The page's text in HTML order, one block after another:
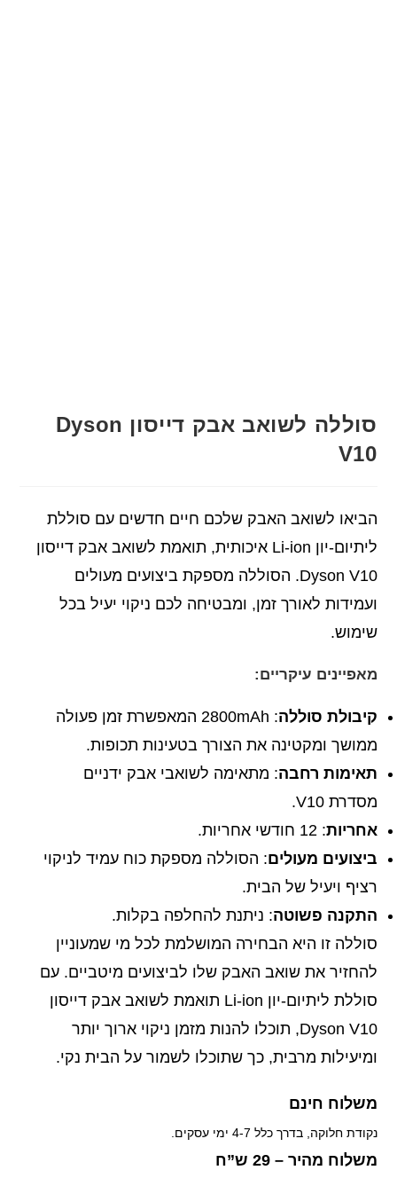
סוללה לשואב אבק דייסון Dyson
V10
הביאו לשואב האבק שלכם חיים חדשים עם סוללת
ליתיום-יון Li-ion איכותית, תואמת לשואב אבק דייסון
Dyson V10. הסוללה מספקת ביצועים מעולים
ועמידות לאורך זמן, ומבטיחה לכם ניקוי יעיל בכל
שימוש.
מאפיינים עיקריים:
קיבולת סוללה
: 2800mAh המאפשרת זמן פעולה
ממושך ומקטינה את הצורך בטעינות תכופות.
תאימות רחבה: מתאימה לשואבי אבק ידניים
מסדרת V10.
אחריות: 12 חודשי אחריות.
ביצועים מעולים: הסוללה מספקת כוח עמיד לניקוי
רציף ויעיל של הבית.
התקנה פשוטה: ניתנת להחלפה בקלות.
סוללה זו היא הבחירה המושלמת לכל מי שמעוניין
להחזיר את שואב האבק שלו לביצועים מיטביים. עם
סוללת ליתיום-יון Li-ion תואמת לשואב אבק דייסון
Dyson V10, תוכלו להנות מזמן ניקוי ארוך יותר
ומיעילות מרבית, כך שתוכלו לשמור על הבית נקי.
משלוח חינם
נקודת חלוקה, בדרך כלל 4-7 ימי עסקים.
משלוח מהיר – 29 ש”ח